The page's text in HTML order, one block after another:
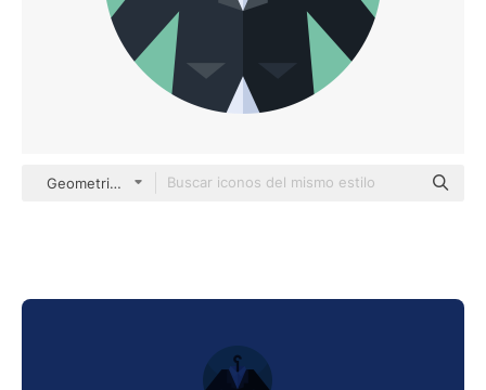
Geometric Flat Circular Flat